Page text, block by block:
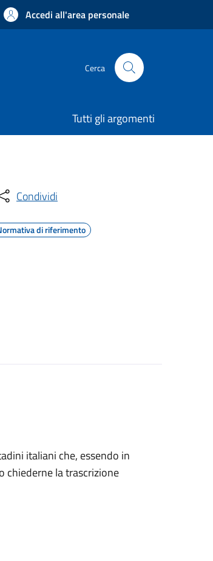
Accedi all'area personale
Cerca
Tutti gli argomenti
Condividi
di riferimento
italiani che, essendo in
chiederne la trascrizione